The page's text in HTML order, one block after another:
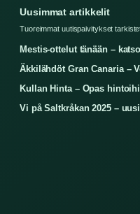
Uusimmat artikkelit
Tuoreimmat uutispaivitykset
Mestis-ottelut tänään –
Äkkilähdöt Gran Canaria –
Kullan Hinta – Opas
Vi på Saltkråkan 2025 –